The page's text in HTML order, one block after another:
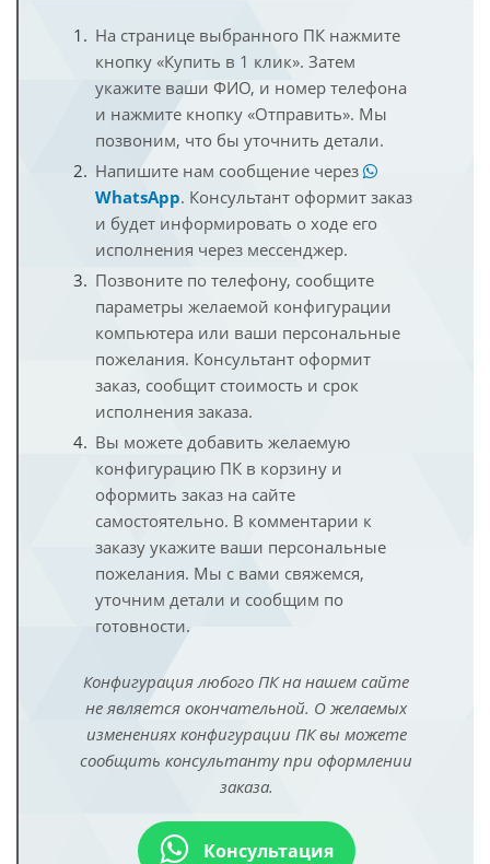
На странице выбранного ПК нажмите
кнопку «Купить в 1 клик». Затем
укажите ваши ФИО, и номер телефона
и нажмите кнопку «Отправить». Мы
позвоним, что бы уточнить детали.
Напишите нам сообщение через
WhatsApp. Консультант оформит заказ
и будет информировать о ходе его
исполнения через мессенджер.
Позвоните по телефону, сообщите
параметры желаемой конфигурации
компьютера или ваши персональные
пожелания. Консультант оформит
заказ, сообщит стоимость и срок
исполнения заказа.
Вы можете добавить желаемую
конфигурацию ПК в корзину и
оформить заказ на сайте
самостоятельно. В комментарии к
заказу укажите ваши персональные
пожелания. Мы с вами свяжемся,
уточним детали и сообщим по
готовности.
Конфигурация любого ПК на нашем сайте
не является окончательной. О желаемых
изменениях конфигурации ПК вы можете
сообщить консультанту при оформлении
заказа.
Консультация